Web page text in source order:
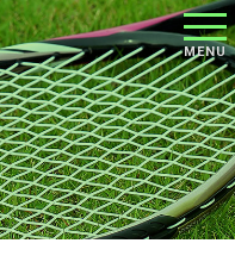
メニ
ュー
MENU